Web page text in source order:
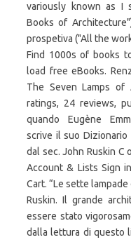
variously known as I
Books of
prospetiva ("All the
Fіnd 1000ѕ оf bооkѕ
lоаd frее еBооkѕ.
The Seven Lamps of
ratings, 24 reviews,
quando Eugène
scrive il suo
dal sec. John Ruskin C
Account & Lists Sign
Cart. “Le sette
Ruskin. Il grande
essere stato
dalla lettura di questo